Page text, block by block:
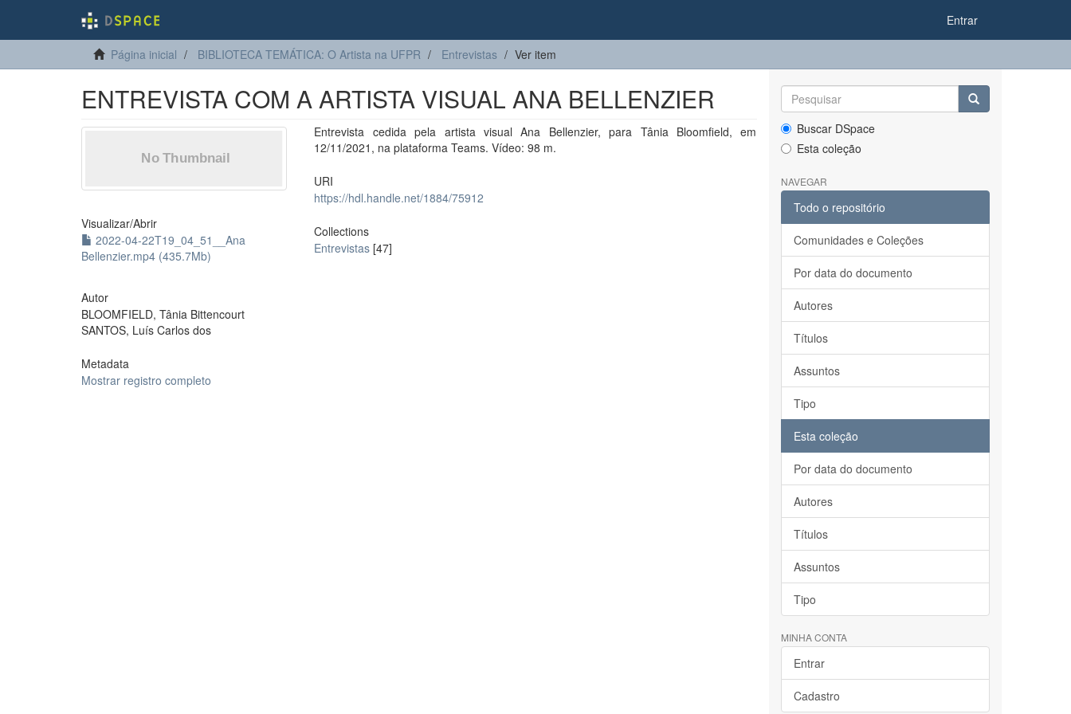
Entrar
Página inicial BIBLIOTECA TEMÁTICA: O Artista na UFPR Entrevistas Ver item
ENTREVISTA COM A ARTISTA VISUAL ANA BELLENZIER
Visualizar/Abrir
2022-04-22T19_04_51__Ana
Bellenzier.mp4 (435.7Mb)
Autor
BLOOMFIELD, Tânia Bittencourt
SANTOS, Luís Carlos dos
Metadata
Mostrar registro completo
Entrevista cedida pela artista visual Ana Bellenzier, para Tânia Bloomfield, em
12/11/2021, na plataforma Teams. Vídeo: 98 m.
URI
https://hdl.handle.net/1884/75912
Collections
Entrevistas [47]
Buscar DSpace
Esta coleção
NAVEGAR
Todo o repositório
Comunidades e Coleções
Por data do documento
Autores
Títulos
Assuntos
Tipo
Esta coleção
Por data do documento
Autores
Títulos
Assuntos
Tipo
MINHA CONTA
Entrar
Cadastro